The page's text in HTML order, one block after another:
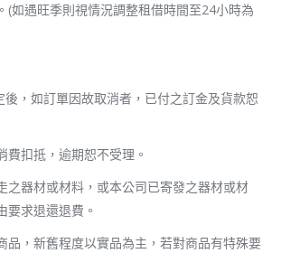
(如遇旺季則視情況調整租借時間至24小時為
後，如訂單因故取消者，已付之訂金及貨款恕
費扣抵，逾期恕不受理。
之器材或材料，或本公司已寄發之器材或材
要求退還退費。
品，新舊程度以實品為主，若對商品有特殊要